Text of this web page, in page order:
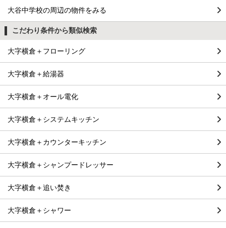
大谷中学校の周辺の物件をみる
こだわり条件から類似検索
大字横倉＋フローリング
大字横倉＋給湯器
大字横倉＋オール電化
大字横倉＋システムキッチン
大字横倉＋カウンターキッチン
大字横倉＋シャンプードレッサー
大字横倉＋追い焚き
大字横倉＋シャワー